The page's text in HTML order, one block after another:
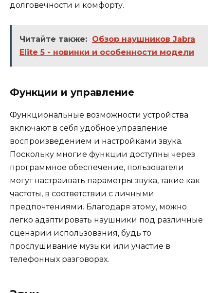
долговечности и комфорту.
Читайте также: Обзор наушников Jabra
Elite 5 - новинки и особенности модели
Функции и управление
Функциональные возможности устройства
включают в себя удобное управление
воспроизведением и настройками звука.
Поскольку многие функции доступны через
программное обеспечение, пользователи
могут настраивать параметры звука, такие как
частоты, в соответствии с личными
предпочтениями. Благодаря этому, можно
легко адаптировать наушники под различные
сценарии использования, будь то
прослушивание музыки или участие в
телефонных разговорах.